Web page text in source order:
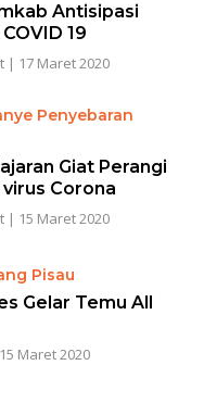
Antisipasi
19
| 17 Maret 2020
Penyebaran
Giat Perangi
Corona
| 15 Maret 2020
Pisau
Gelar Temu All
15 Maret 2020